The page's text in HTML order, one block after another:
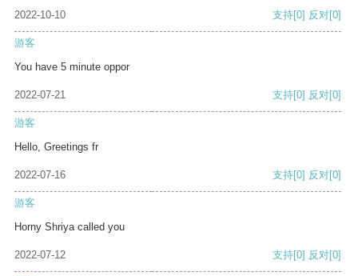
2022-10-10 支持[0] 反对[0]
游客
You have 5 minute oppor
2022-07-21 支持[0] 反对[0]
游客
Hello, Greetings fr
2022-07-16 支持[0] 反对[0]
游客
Horny Shriya called you
2022-07-12 支持[0] 反对[0]